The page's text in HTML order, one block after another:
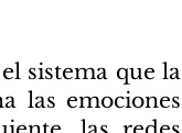
sistema que la
las emociones